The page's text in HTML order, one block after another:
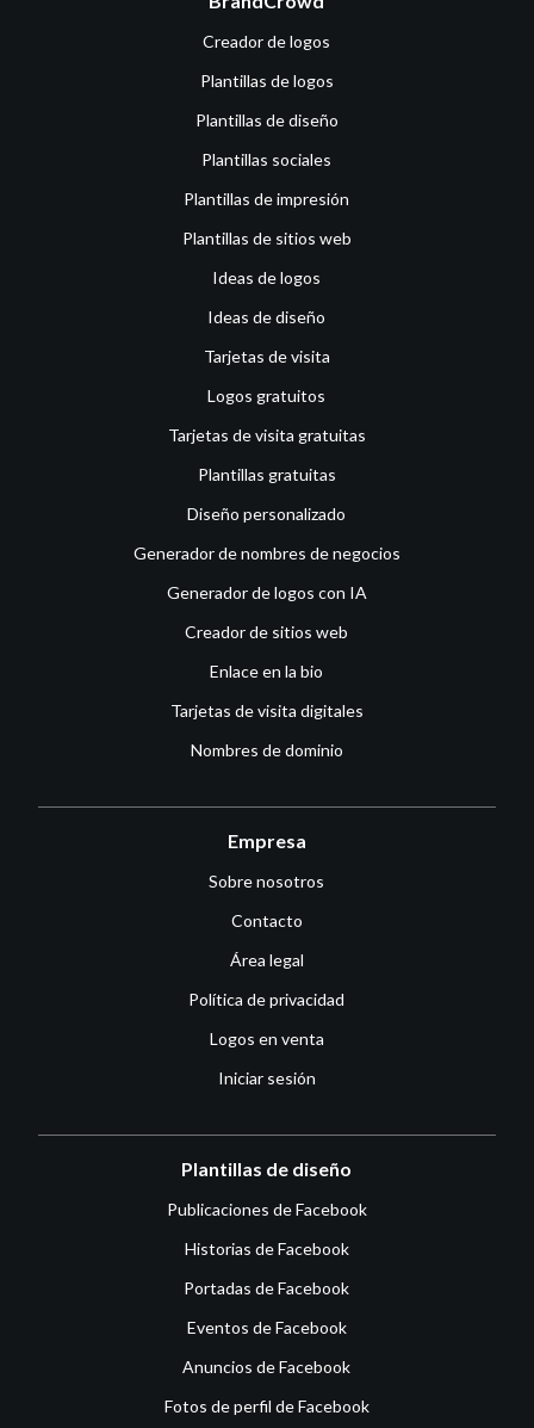
Creador de logos
Plantillas de logos
Plantillas de diseño
Plantillas sociales
Plantillas de impresión
Plantillas de sitios web
Ideas de logos
Ideas de diseño
Tarjetas de visita
Logos gratuitos
Tarjetas de visita gratuitas
Plantillas gratuitas
Diseño personalizado
Generador de nombres de negocios
Generador de logos con IA
Creador de sitios web
Enlace en la bio
Tarjetas de visita digitales
Nombres de dominio
Empresa
Sobre nosotros
Contacto
Área legal
Política de privacidad
Logos en venta
Iniciar sesión
Plantillas de diseño
Publicaciones de Facebook
Historias de Facebook
Portadas de Facebook
Eventos de Facebook
Anuncios de Facebook
Fotos de perfil de Facebook